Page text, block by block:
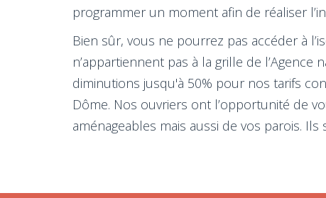
programmer un moment afin de réaliser
Bien sûr, vous ne pourrez pas accéder à
n’appartiennent pas à la grille de
diminutions jusqu'à 50% pour nos tarifs
Dôme. Nos ouvriers ont l’opportunité de
aménageables mais aussi de vos parois.